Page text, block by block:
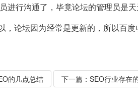
行沟通了，毕竟论坛的管理员是天
论坛因为经常是更新的，所以百
的几点总结 下一篇： SEO行业存在